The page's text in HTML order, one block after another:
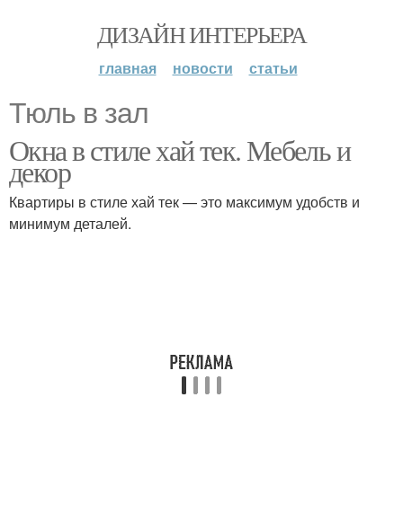
ДИЗАЙН ИНТЕРЬЕРА
главная новости статьи
Тюль в зал
Окна в стиле хай тек. Мебель и
декор
Квартиры в стиле хай тек — это максимум удобств и
минимум деталей.